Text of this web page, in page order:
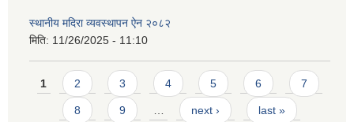
स्थानीय मदिरा व्यवस्थापन ऐन २०८२
मिति: 11/26/2025 - 11:10
Pages
1 2 3 4 5 6 7
8 9 next › last »